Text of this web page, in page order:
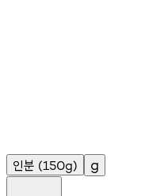
인분 (150g) g